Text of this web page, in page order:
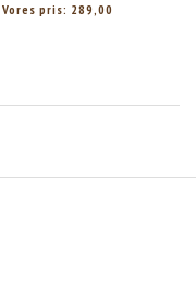
Vores pris: 289,00